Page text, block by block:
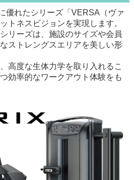
優れたシリーズ「VERSA（ヴァ
トネスビジョンを実現します。
リーズは、施設のサイズや会員
ストレングスエリアを美しい形
高度な生体力学を取り入れるこ
効率的なワークアウト体験をも